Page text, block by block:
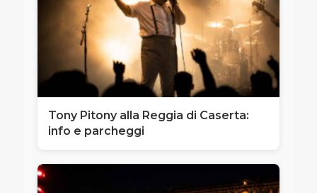
Tony Pitony alla Reggia di Caserta:
info e parcheggi